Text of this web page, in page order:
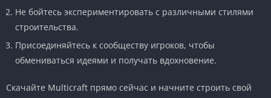
Не бойтесь экспериментировать с различными стилями
строительства.
Присоединяйтесь к сообществу игроков, чтобы
обмениваться идеями и получать вдохновение.
Скачайте Multicraft прямо сейчас и начните строить свой